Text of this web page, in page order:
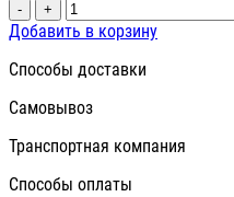
- +
Добавить в корзину
Способы доставки
Самовывоз
Транспортная компания
Способы оплаты